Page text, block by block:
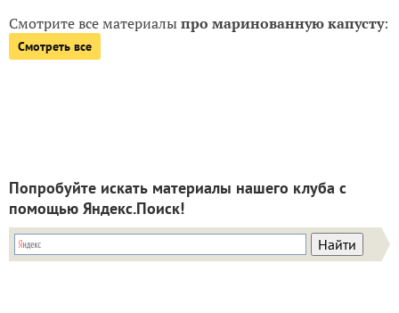
Смотрите все материалыпро маринованную капусту:
Смотреть все
Попробуйте искать материалы нашего клуба с
помощью Яндекс.Поиск!